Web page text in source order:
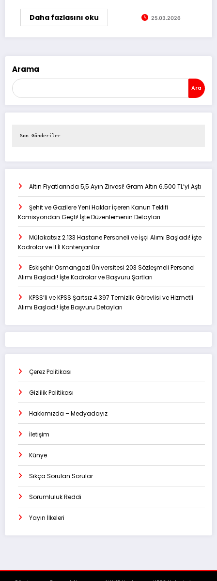
Daha fazlasını oku 25.03.2026
Arama
Ara
Son Gönderiler
Altın Fiyatlarında 5,5 Ayın Zirvesi! Gram Altın 6.500 TL’yi Aştı
Şehit ve Gazilere Yeni Haklar İçeren Kanun Teklifi
Komisyondan Geçti! İşte Düzenlemenin Detayları
Mülakatsız 2.133 Hastane Personeli ve İşçi Alımı Başladı! İşte
Kadrolar ve İl İl Kontenjanlar
Eskişehir Osmangazi Üniversitesi 203 Sözleşmeli Personel
Alımı Başladı! İşte Kadrolar ve Başvuru Şartları
KPSS’li ve KPSS Şartsız 4.397 Temizlik Görevlisi ve Hizmetli
Alımı Başladı! İşte Başvuru Detayları
Çerez Politikası
Gizlilik Politikası
Hakkımızda – Medyadayız
İletişim
Künye
Sıkça Sorulan Sorular
Sorumluluk Reddi
Yayın İlkeleri